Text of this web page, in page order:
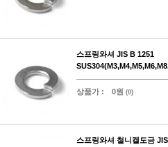
스프링와셔 JIS B 1251
상품가 : 0원 (0)
스프링와셔 철니켈도금